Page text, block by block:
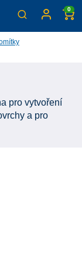
0
pro vytvoření
a pro